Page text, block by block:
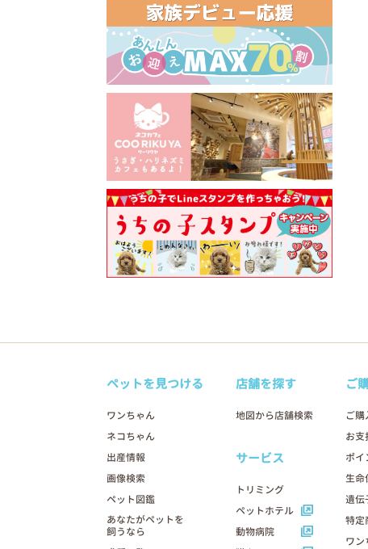
ペットを見つける
ワンちゃん
ネコちゃん
出産情報
画像検索
ペット図鑑
あなたがペットを
飼うなら
店舗を探す
地図から店舗検索
サービス
トリミング
ペットホテル
動物病院
ご
ご購
お支
ポイ
生命
遺伝
特定
ワン